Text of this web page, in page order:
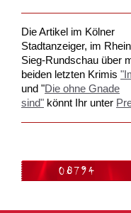
Die Artikel im Kölner
Stadtanzeiger, im
Sieg-Rundschau über
beiden letzten Krimis
und "Die ohne Gnade
sind" könnt Ihr unter